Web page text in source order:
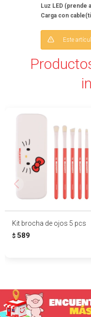
Luz LED (prende
Carga con
Este
Kit brocha de ojos 5 pcs
$ 589